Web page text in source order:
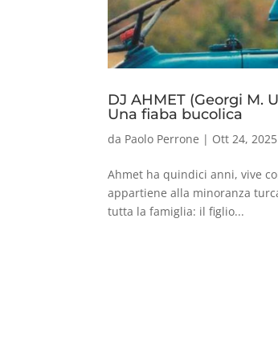
DJ AHMET (Georgi M.
Una fiaba bucolica
da Paolo Perrone | Ott 24, 2025
Ahmet ha quindici anni, vive
appartiene alla minoranza
tutta la famiglia: il figlio...